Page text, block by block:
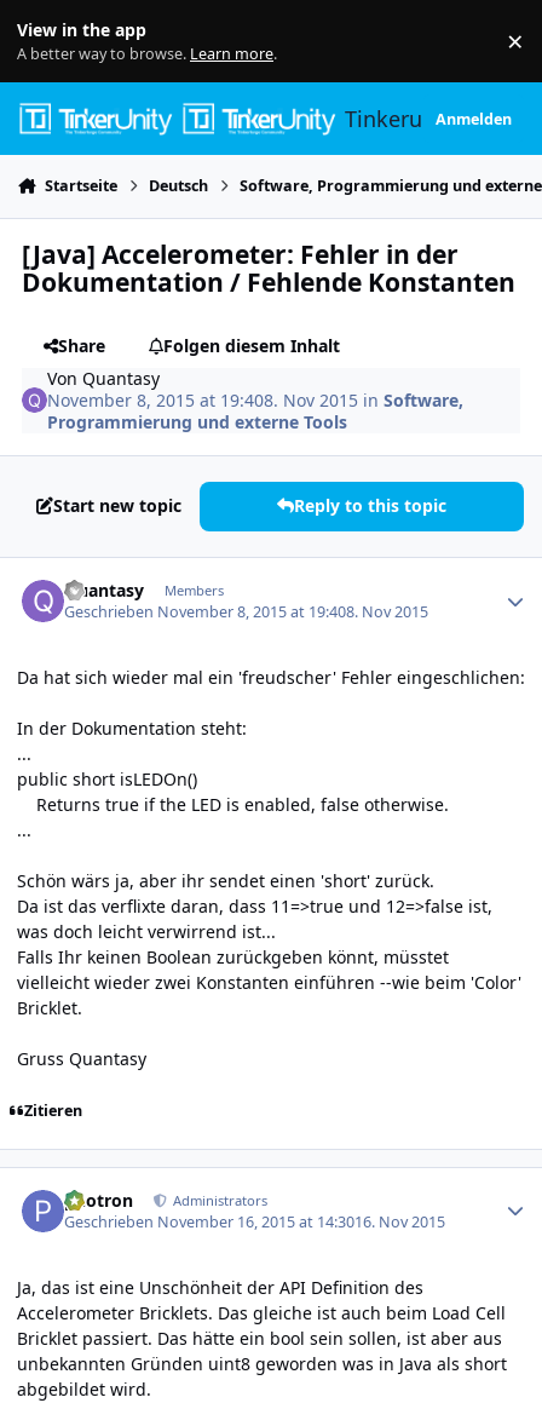
View in the app
A better way to browse. Learn more. ×
TinkerunityAnmelden
Startseite Deutsch Software, Programmierung und
[Java] Accelerometer: Fehler in der
Dokumentation / Fehlende Konstanten
Share
Folgen diesem Inhalt
VonQuantasy
November 8, 2015 at 19:408. Nov 2015 inSoftware,
Programmierung und externe Tools
Start new topic Reply to this topic
Quantasy Members
Geschrieben November 8, 2015 at 19:408. Nov 2015
Da hat sich wieder mal ein 'freudscher' Fehler eingeschlichen:
In der Dokumentation steht:
...
public short isLEDOn()
Returns true if the LED is enabled, false otherwise.
...
Schön wärs ja, aber ihr sendet einen 'short' zurück.
Da ist das verflixte daran, dass 11=>true und 12=>false ist,
was doch leicht verwirrend ist...
Falls Ihr keinen Boolean zurückgeben könnt, müsstet
vielleicht wieder zwei Konstanten einführen --wie beim 'Color'
Bricklet.
Gruss Quantasy
Zitieren
photron Administrators
Geschrieben November 16, 2015 at 14:3016. Nov 2015
Ja, das ist eine Unschönheit der API Definition des
Accelerometer Bricklets. Das gleiche ist auch beim Load Cell
Bricklet passiert. Das hätte ein bool sein sollen, ist aber aus
unbekannten Gründen uint8 geworden was in Java als short
abgebildet wird.